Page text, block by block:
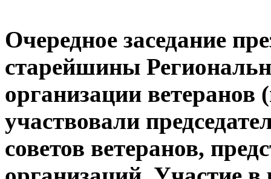
Очередное заседание
старейшины
организации
участвовали
советов ветеранов,